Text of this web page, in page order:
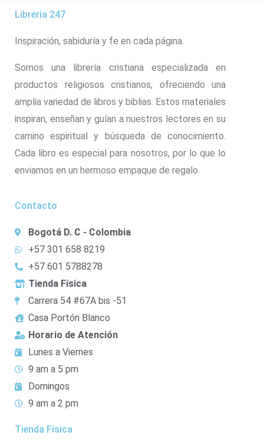
Libreria 247
Inspiración, sabiduría y fe en cada página.
Somos una librería cristiana especializada en
productos religiosos cristianos, ofreciendo una
amplia variedad de libros y biblias. Estos materiales
inspiran, enseñan y guían a nuestros lectores en su
camino espiritual y búsqueda de conocimiento.
Cada libro es especial para nosotros, por lo que lo
enviamos en un hermoso empaque de regalo.
Contacto
Bogotá D. C - Colombia
+57 301 658 8219
+57 601 5788278
Tienda Física
Carrera 54 #67A bis -51
Casa Portón Blanco
Horario de Atención
Lunes a Viernes
9 am a 5 pm
Domingos
9 am a 2 pm
Tienda Física